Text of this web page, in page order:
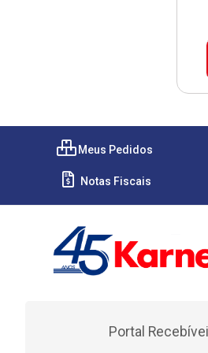
Meus Pedidos
Notas Fiscais
Portal